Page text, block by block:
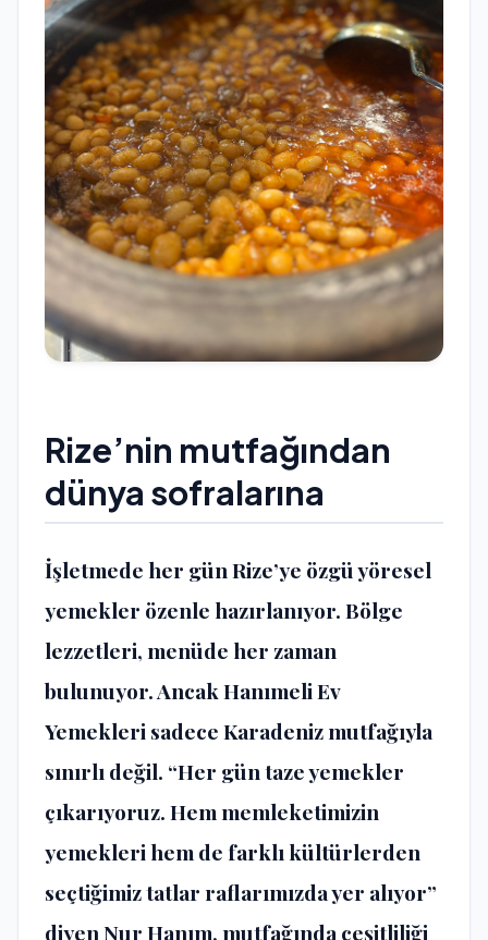
Rize’nin mutfağından
dünya sofralarına
İşletmede her gün Rize’ye özgü yöresel
yemekler özenle hazırlanıyor. Bölge
lezzetleri, menüde her zaman
bulunuyor. Ancak Hanımeli Ev
Yemekleri sadece Karadeniz mutfağıyla
sınırlı değil. “Her gün taze yemekler
çıkarıyoruz. Hem memleketimizin
yemekleri hem de farklı kültürlerden
seçtiğimiz tatlar raflarımızda yer alıyor”
diyen Nur Hanım, mutfağında çeşitliliği